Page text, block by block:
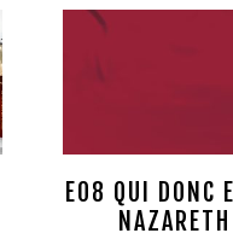
E08 QUI DONC